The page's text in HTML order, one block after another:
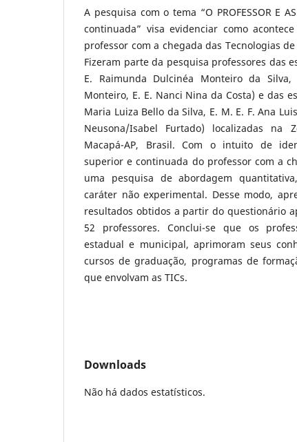
A pesquisa com o tema “O PROFESSOR E
continuada” visa evidenciar como
professor com a chegada das Tecnologias
Fizeram parte da pesquisa professores das
E. Raimunda Dulcinéa Monteiro da
Monteiro, E. E. Nanci Nina da Costa) e das
Maria Luiza Bello da Silva, E. M. E. F. Ana
Neusona/Isabel Furtado) localizadas
Macapá-AP, Brasil. Com o intuito de
superior e continuada do professor com a
uma pesquisa de abordagem
caráter não experimental. Desse modo,
resultados obtidos a partir do questionário
52 professores. Conclui-se que os
estadual e municipal, aprimoram seus
cursos de graduação, programas de
que envolvam as TICs.
Downloads
Não há dados estatísticos.